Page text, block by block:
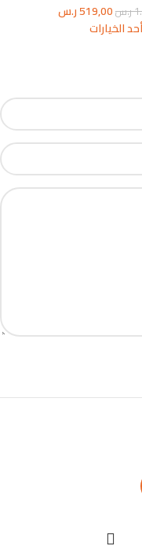
ر.س519,00ر.س
الخيارات